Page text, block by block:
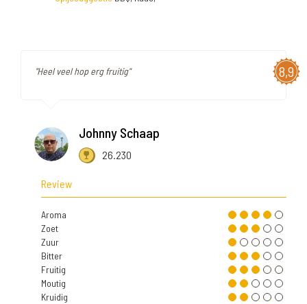
8,9
"Heel veel hop erg fruitig"
Johnny Schaap
26.230
Review
Aroma
Zoet
Zuur
Bitter
Fruitig
Moutig
Kruidig